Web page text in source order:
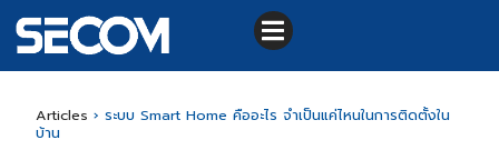
Articles › ระบบ Smart Home คืออะไร จำเป็นแค่ไหนในการติดตั้งใน
บ้าน